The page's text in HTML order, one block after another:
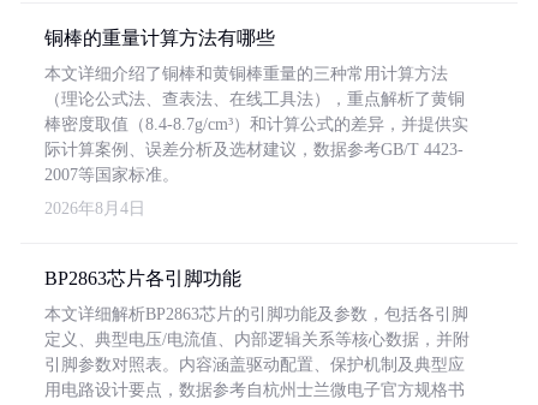
铜棒的重量计算方法有哪些
本文详细介绍了铜棒和黄铜棒重量的三种常用计算方法
（理论公式法、查表法、在线工具法），重点解析了黄铜
棒密度取值（8.4-8.7g/cm³）和计算公式的差异，并提供实
际计算案例、误差分析及选材建议，数据参考GB/T 4423-
2007等国家标准。
2026年8月4日
BP2863芯片各引脚功能
本文详细解析BP2863芯片的引脚功能及参数，包括各引脚
定义、典型电压/电流值、内部逻辑关系等核心数据，并附
引脚参数对照表。内容涵盖驱动配置、保护机制及典型应
用电路设计要点，数据参考自杭州士兰微电子官方规格书